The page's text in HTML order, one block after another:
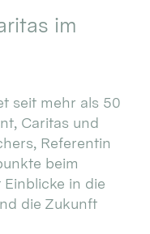
im
seit mehr als 50
Caritas und
Referentin
beim
in die
die Zukunft